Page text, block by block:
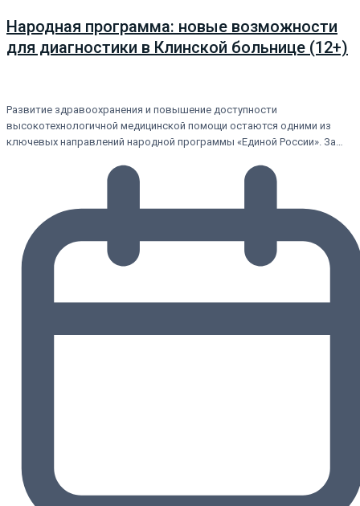
Народная программа: новые возможности
для диагностики в Клинской больнице (12+)
Развитие здравоохранения и повышение доступности
высокотехнологичной медицинской помощи остаются одними из
ключевых направлений народной программы «Единой России». За…